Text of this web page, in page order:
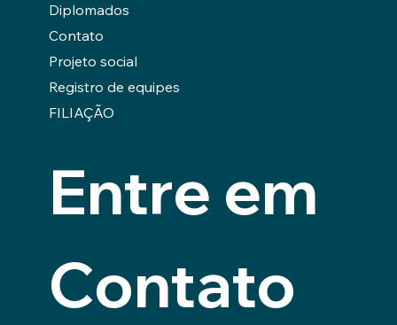
Diplomados
Contato
Projeto social
Registro de equipes
FILIAÇÃO
Entre em
Contato